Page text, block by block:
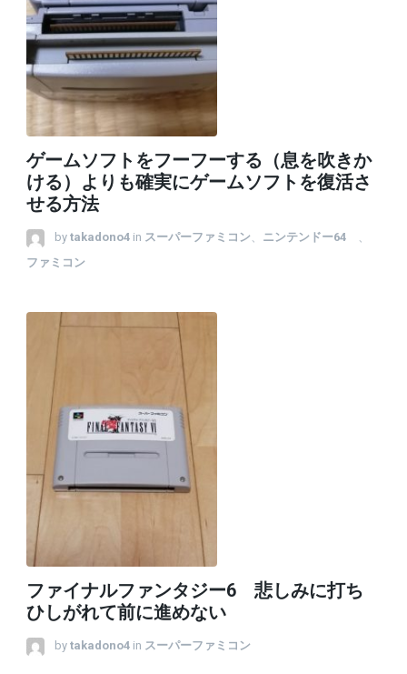
ゲームソフトをフーフーする（息を吹きか
ける）よりも確実にゲームソフトを復活さ
せる方法
by takadono4 in スーパーファミコン、 ニンテンドー64
、
ファミコン
ファイナルファンタジー6 悲しみに打ち
ひしがれて前に進めない
by takadono4 in スーパーファミコン